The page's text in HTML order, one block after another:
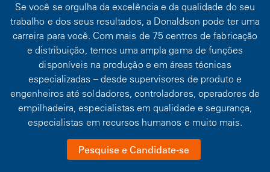
Se você se orgulha da excelência e da qualidade do seu
trabalho e dos seus resultados, a Donaldson pode ter uma
carreira para você. Com mais de 75 centros de fabricação
e distribuição, temos uma ampla gama de funções
disponíveis na produção e em áreas técnicas
especializadas – desde supervisores de produto e
engenheiros até soldadores, controladores, operadores de
empilhadeira, especialistas em qualidade e segurança,
especialistas em recursos humanos e muito mais.
Pesquise e Candidate-se